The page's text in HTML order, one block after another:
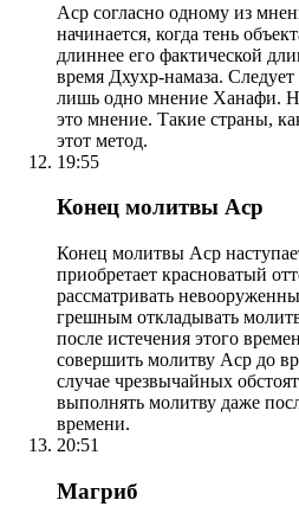
Аср согласно одному из
начинается, когда тень
длиннее его фактической
время Дхухр-намаза. Следует
лишь одно мнение Ханафи.
это мнение. Такие страны,
этот метод.
19:55
Конец молитвы Аср
Конец молитвы Аср
приобретает красноватый
рассматривать
грешным откладывать
после истечения этого
совершить молитву Аср до
случае чрезвычайных
выполнять молитву даже
времени.
20:51
Магриб